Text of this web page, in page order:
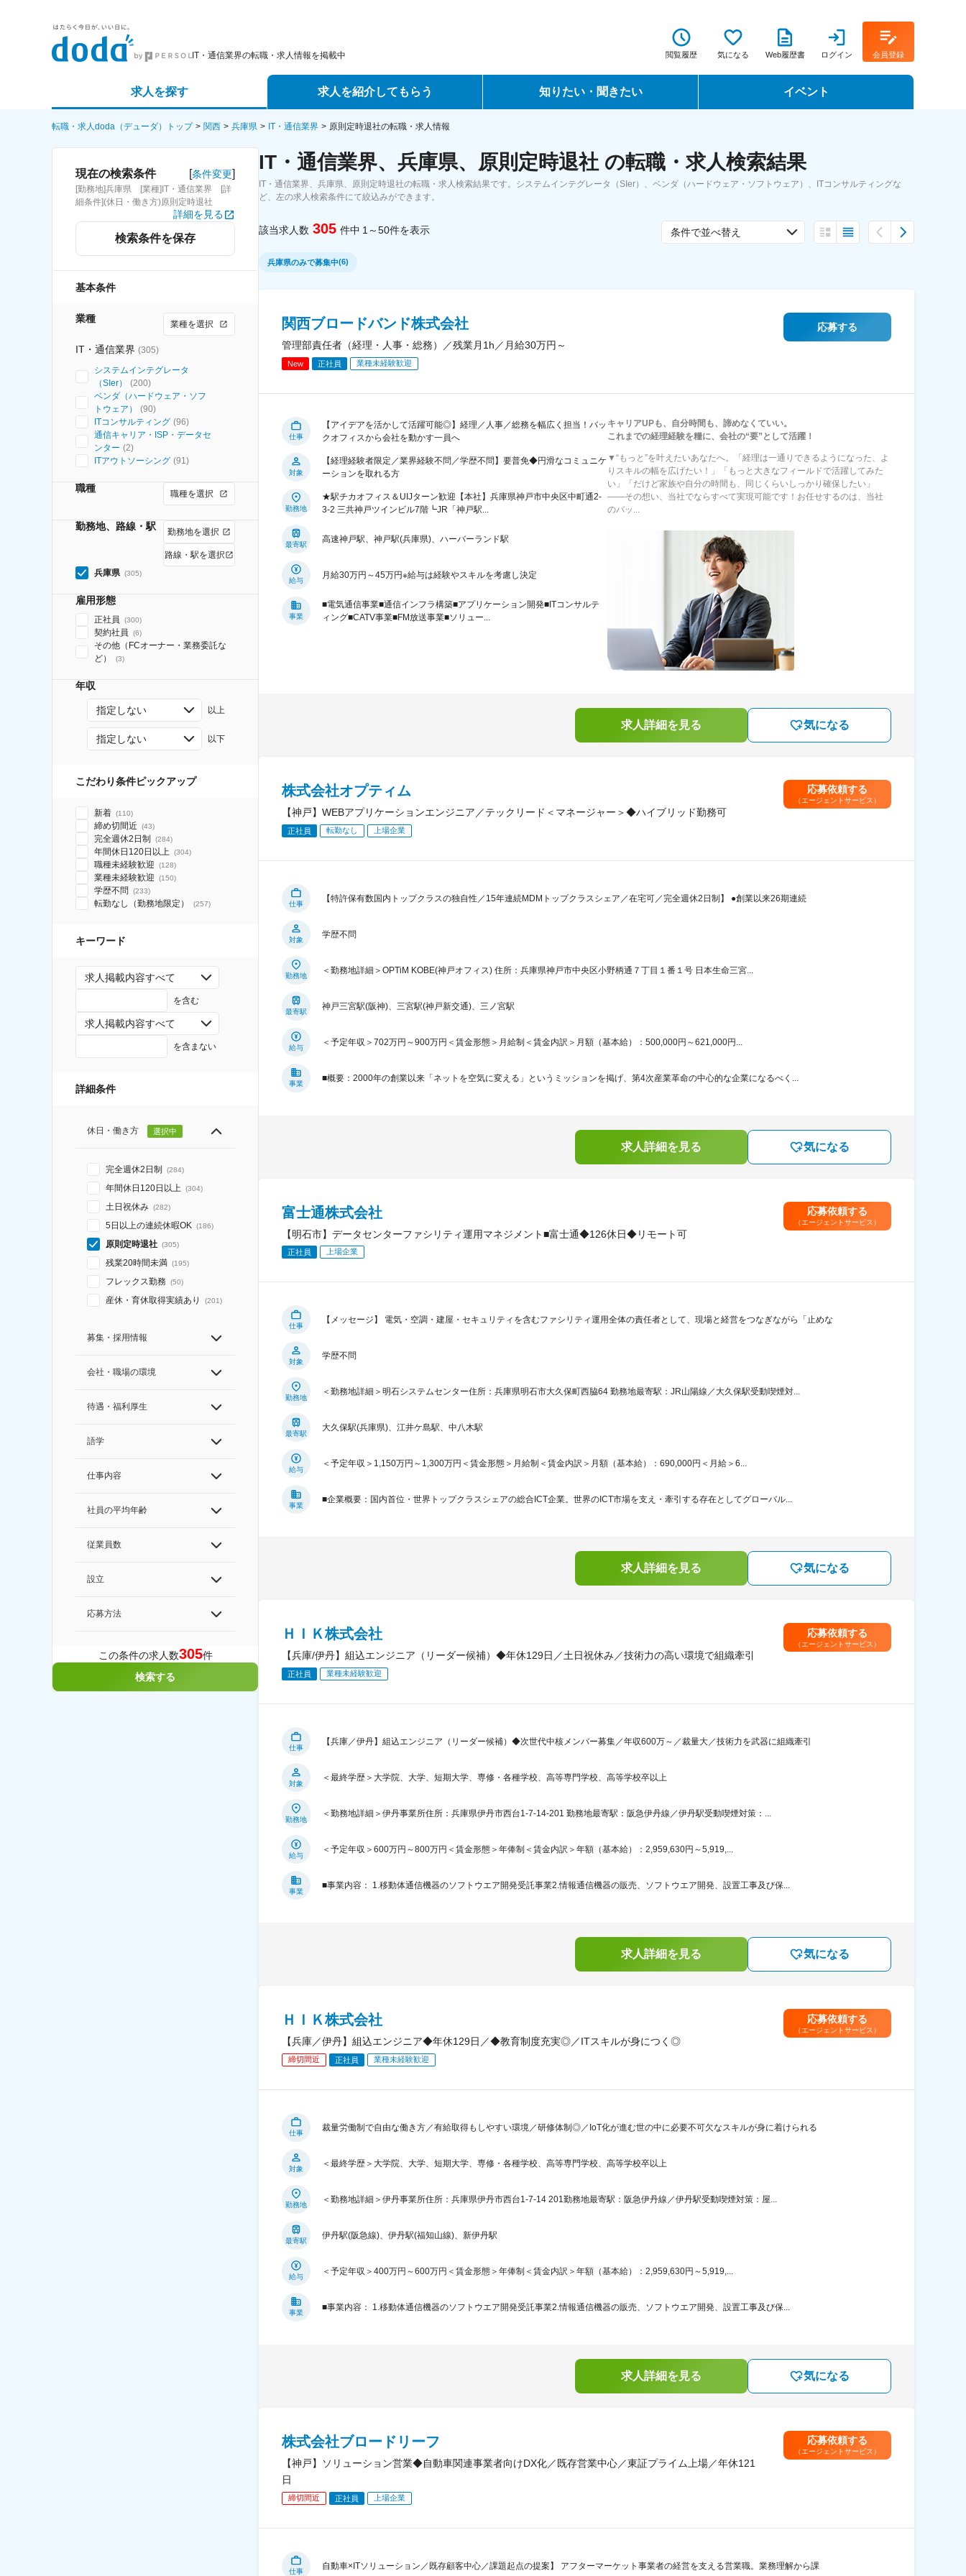
IT・通信業界の転職・求人情報を掲載中 閲覧履歴 気になる Web履歴書 ログイン 会員登録
求人を探す
詳細条件から探す
求人特集から探す
求人を紹介してもらう
エージェントサービス
スカウトサービス
パートナーエージェントサービス
知りたい・聞きたい
データで見る転職
イベント
転職フェア
転職・求人doda（デューダ）トップ 関西 兵庫県 IT・通信業界 原則定時退社の転職・求人情報
現在の検索条件 [条件変更]
[勤務地]兵庫県 [業種]IT・通信業界 [詳
細条件](休日・働き方)原則定時退社
詳細を見る
検索条件を保存
基本条件
業種 業種を選択
IT・通信業界 (305)
システムインテグレータ
（SIer）
(200)
ベンダ（ハードウェア・ソフ
トウェア）
(90)
ITコンサルティング (96)
通信キャリア・ISP・データセ
ンター (2)
ITアウトソーシング (91)
職種 職種を選択
勤務地、路線・駅 勤務地を選択
路線・駅を選択
兵庫県 (305)
雇用形態
正社員 (300)
契約社員 (6)
その他（FCオーナー・業務委託な
ど）
(3)
年収
指定しない 以上
指定しない 以下
こだわり条件ピックアップ
新着 (110)
締め切間近 (43)
完全週休2日制 (284)
年間休日120日以上 (304)
職種未経験歓迎 (128)
業種未経験歓迎 (150)
学歴不問 (233)
転勤なし（勤務地限定） (257)
キーワード
求人掲載内容すべて
を含む
求人掲載内容すべて
を含まない
詳細条件
休日・働き方 選択中
完全週休2日制 (284)
年間休日120日以上 (304)
土日祝休み (282)
5日以上の連続休暇OK (186)
原則定時退社 (305)
残業20時間未満 (195)
フレックス勤務 (50)
産休・育休取得実績あり (201)
募集・採用情報
会社・職場の環境
待遇・福利厚生
語学
仕事内容
社員の平均年齢
従業員数
設立
応募方法
この条件の求人数305件
検索する
IT・通信業界、兵庫県、原則定時退社 の転職・求人検索結果
IT・通信業界、兵庫県、原則定時退社の転職・求人検索結果です。システムインテグレータ（SIer）、ベンダ（ハードウェア・ソフトウェア）、ITコンサルティングな
ど、左の求人検索条件にて絞込みができます。
該当求人数 305 件中 1～50件を表示 条件で並べ替え
兵庫県のみで募集中(6)
関西ブロードバンド株式会社
管理部責任者（経理・人事・総務）／残業月1h／月給30万円～
New 正社員 業種未経験歓迎
応募する
仕事
【アイデアを活かして活躍可能◎】経理／人事／総務を幅広く担当！バッ
クオフィスから会社を動かす一員へ
対象
【経理経験者限定／業界経験不問／学歴不問】要普免◆円滑なコミュニケ
ーションを取れる方
勤務地
★駅チカオフィス＆UIJターン歓迎【本社】兵庫県神戸市中央区中町通2-
3-2 三共神戸ツインビル7階┗JR「神戸駅...
最寄駅
高速神戸駅、神戸駅(兵庫県)、ハーバーランド駅
給与
月給30万円～45万円※給与は経験やスキルを考慮し決定
事業
■電気通信事業■通信インフラ構築■アプリケーション開発■ITコンサルテ
ィング■CATV事業■FM放送事業■ソリュー...
キャリアUPも、自分時間も、諦めなくていい。
これまでの経理経験を糧に、会社の“要”として活躍！
▼“もっと”を叶えたいあなたへ。「経理は一通りできるようになった、よ
りスキルの幅を広げたい！」「もっと大きなフィールドで活躍してみた
い」「だけど家族や自分の時間も、同じくらいしっかり確保したい」
――その想い、当社でならすべて実現可能です！お任せするのは、当社
のバッ...
求人詳細を見る 気になる
株式会社オプティム
【神戸】WEBアプリケーションエンジニア／テックリード＜マネージャー＞◆ハイブリッド勤務可
正社員 転勤なし 上場企業
応募依頼する
（エージェントサービス）
仕事
【特許保有数国内トップクラスの独自性／15年連続MDMトップクラスシェア／在宅可／完全週休2日制】 ●創業以来26期連続
対象
学歴不問
勤務地
＜勤務地詳細＞OPTiM KOBE(神戸オフィス) 住所：兵庫県神戸市中央区小野柄通７丁目１番１号 日本生命三宮...
最寄駅
神戸三宮駅(阪神)、三宮駅(神戸新交通)、三ノ宮駅
給与
＜予定年収＞702万円～900万円＜賃金形態＞月給制＜賃金内訳＞月額（基本給）：500,000円～621,000円...
事業
■概要：2000年の創業以来「ネットを空気に変える」というミッションを掲げ、第4次産業革命の中心的な企業になるべく...
求人詳細を見る 気になる
富士通株式会社
【明石市】データセンターファシリティ運用マネジメント■富士通◆126休日◆リモート可
正社員 上場企業
応募依頼する
（エージェントサービス）
仕事
【メッセージ】 電気・空調・建屋・セキュリティを含むファシリティ運用全体の責任者として、現場と経営をつなぎながら「止めな
対象
学歴不問
勤務地
＜勤務地詳細＞明石システムセンター住所：兵庫県明石市大久保町西脇64 勤務地最寄駅：JR山陽線／大久保駅受動喫煙対...
最寄駅
大久保駅(兵庫県)、江井ケ島駅、中八木駅
給与
＜予定年収＞1,150万円～1,300万円＜賃金形態＞月給制＜賃金内訳＞月額（基本給）：690,000円＜月給＞6...
事業
■企業概要：国内首位・世界トップクラスシェアの総合ICT企業。世界のICT市場を支え・牽引する存在としてグローバル...
求人詳細を見る 気になる
ＨＩＫ株式会社
【兵庫/伊丹】組込エンジニア（リーダー候補）◆年休129日／土日祝休み／技術力の高い環境で組織牽引
正社員 業種未経験歓迎
応募依頼する
（エージェントサービス）
仕事
【兵庫／伊丹】組込エンジニア（リーダー候補）◆次世代中核メンバー募集／年収600万～／裁量大／技術力を武器に組織牽引
対象
＜最終学歴＞大学院、大学、短期大学、専修・各種学校、高等専門学校、高等学校卒以上
勤務地
＜勤務地詳細＞伊丹事業所住所：兵庫県伊丹市西台1-7-14-201 勤務地最寄駅：阪急伊丹線／伊丹駅受動喫煙対策：...
給与
＜予定年収＞600万円～800万円＜賃金形態＞年俸制＜賃金内訳＞年額（基本給）：2,959,630円～5,919,...
事業
■事業内容： 1.移動体通信機器のソフトウエア開発受託事業2.情報通信機器の販売、ソフトウエア開発、設置工事及び保...
求人詳細を見る 気になる
ＨＩＫ株式会社
【兵庫／伊丹】組込エンジニア◆年休129日／◆教育制度充実◎／ITスキルが身につく◎
締切間近 正社員 業種未経験歓迎
応募依頼する
（エージェントサービス）
仕事
裁量労働制で自由な働き方／有給取得もしやすい環境／研修体制◎／IoT化が進む世の中に必要不可欠なスキルが身に着けられる
対象
＜最終学歴＞大学院、大学、短期大学、専修・各種学校、高等専門学校、高等学校卒以上
勤務地
＜勤務地詳細＞伊丹事業所住所：兵庫県伊丹市西台1-7-14 201勤務地最寄駅：阪急伊丹線／伊丹駅受動喫煙対策：屋...
最寄駅
伊丹駅(阪急線)、伊丹駅(福知山線)、新伊丹駅
給与
＜予定年収＞400万円～600万円＜賃金形態＞年俸制＜賃金内訳＞年額（基本給）：2,959,630円～5,919,...
事業
■事業内容： 1.移動体通信機器のソフトウエア開発受託事業2.情報通信機器の販売、ソフトウエア開発、設置工事及び保...
求人詳細を見る 気になる
株式会社ブロードリーフ
【神戸】ソリューション営業◆自動車関連事業者向けDX化／既存営業中心／東証プライム上場／年休121
日
締切間近 正社員 上場企業
応募依頼する
（エージェントサービス）
仕事
自動車×ITソリューション／既存顧客中心／課題起点の提案】 アフターマーケット事業者の経営を支える営業職。業務理解から課